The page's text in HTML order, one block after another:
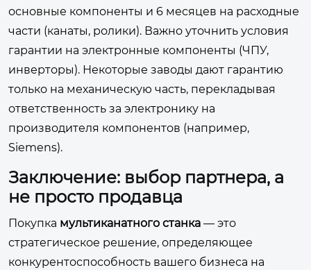
основные компоненты и 6 месяцев на расходные
части (канаты, ролики). Важно уточнить условия
гарантии на электронные компоненты (ЧПУ,
инверторы). Некоторые заводы дают гарантию
только на механическую часть, перекладывая
ответственность за электронику на
производителя компонентов (например,
Siemens).
Заключение: выбор партнера, а
не просто продавца
Покупка мультиканатного станка — это
стратегическое решение, определяющее
конкурентоспособность вашего бизнеса на